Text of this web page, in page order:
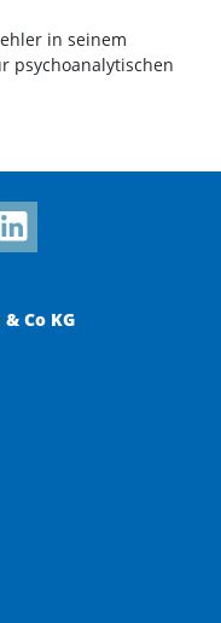
in seinem
psychoanalytischen
Co KG